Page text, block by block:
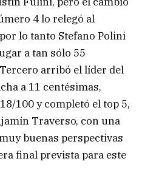
4 lo relegó al
lo tanto Stefano Polini
a tan sólo 55
arribó el líder del
a 11 centésimas,
100 y completó el top 5,
Traverso, con una
buenas perspectivas
final prevista para este